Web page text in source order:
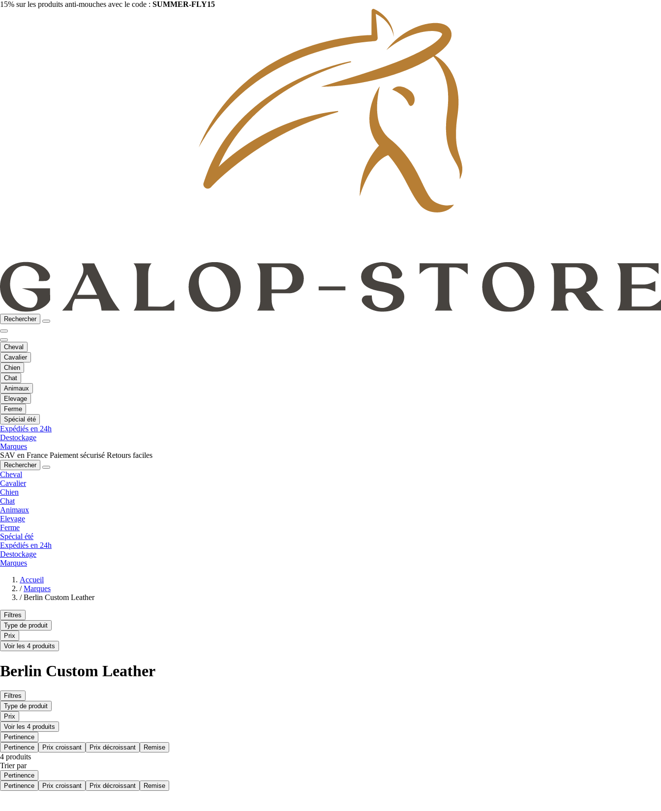
15% sur les produits anti-mouches avec le code : SUMMER-FLY15
Rechercher
Cheval
Cavalier
Chien
Chat
Animaux
Elevage
Ferme
Spécial été
Expédiés en 24h
Destockage
Marques
SAV en France Paiement sécurisé Retours faciles
Rechercher
Cheval
Cavalier
Chien
Chat
Animaux
Elevage
Ferme
Spécial été
Expédiés en 24h
Destockage
Marques
Accueil
/ Marques
/ Berlin Custom Leather
Filtres
Type de produit
Prix
Voir les 4 produits
Berlin Custom Leather
Filtres
Type de produit
Prix
Voir les 4 produits
Pertinence
Pertinence
Prix croissant Prix décroissant Remise
4 produits
Trier par
Pertinence
Pertinence
Prix croissant Prix décroissant Remise